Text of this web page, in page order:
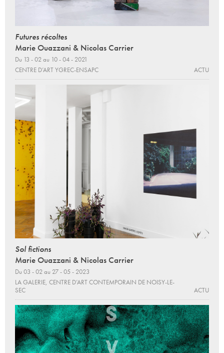
Futures récoltes
Marie Ouazzani & Nicolas Carrier
Du 13 - 02 au 10 - 04 - 2021
CENTRE D’ART YGREC-ENSAPC
ACTU
Sol fictions
Marie Ouazzani & Nicolas Carrier
Du 03 - 02 au 27 - 05 - 2023
LA GALERIE, CENTRE D’ART CONTEMPORAIN DE NOISY-LE-
SEC
ACTU